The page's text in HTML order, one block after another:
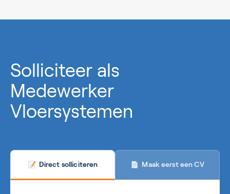
Solliciteer als
Medewerker
Vloersystemen
📝 Direct solliciteren 📄 Maak eerst een CV